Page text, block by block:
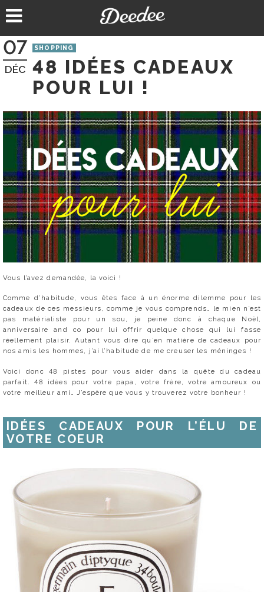
au
07
DÉC
SHOPPING
48 IDÉES CADEAUX
POUR LUI !
Vous l’avez demandée, la voici !
Comme d’habitude, vous êtes face à un énorme dilemme pour les
cadeaux de ces messieurs, comme je vous comprends… le mien n’est
pas matérialiste pour un sou, je peine donc à chaque Noël,
anniversaire and co pour lui offrir quelque chose qui lui fasse
réellement plaisir. Autant vous dire qu’en matière de cadeaux pour
nos amis les hommes, j’ai l’habitude de me creuser les méninges !
Voici donc 48 pistes pour vous aider dans la quête du cadeau
parfait. 48 idées pour votre papa, votre frère, votre amoureux ou
votre meilleur ami… J’espère que vous y trouverez votre bonheur !
IDÉES CADEAUX POUR L’ÉLU DE
VOTRE COEUR